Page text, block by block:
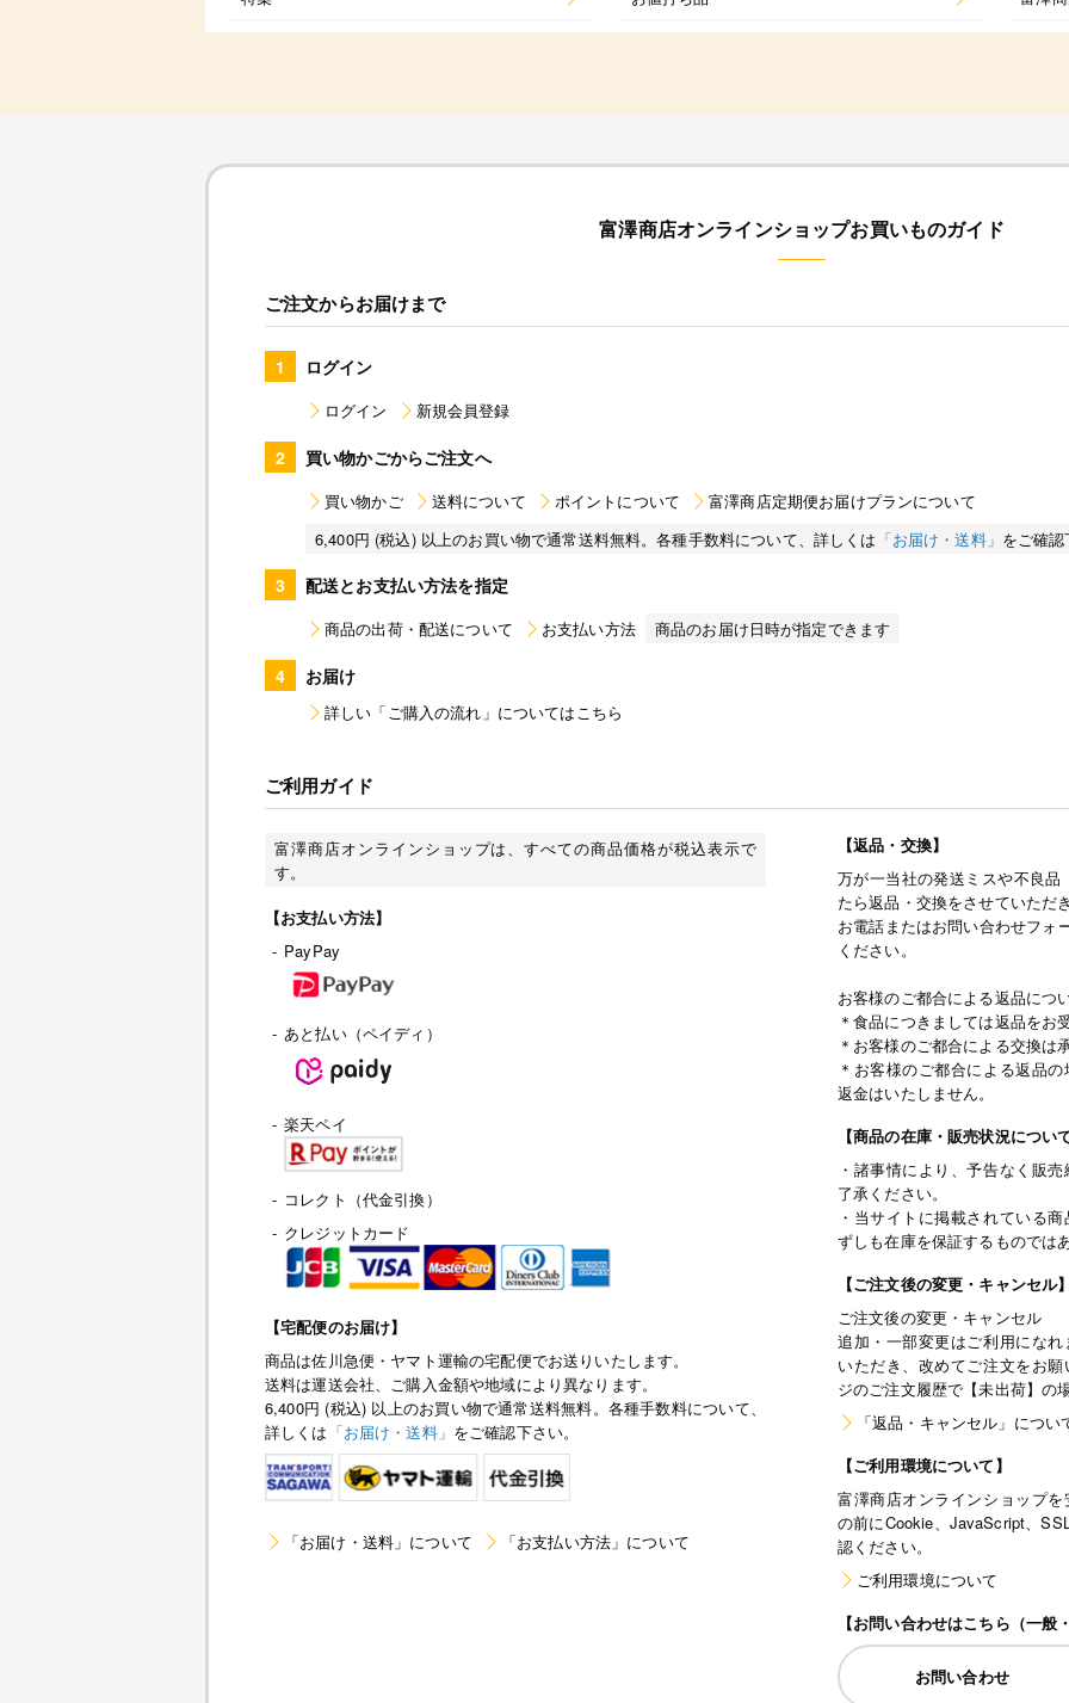
富澤商店オンラインショップお買いものガイド
ご注文からお届けまで
1 ログイン
ログイン 新規会員登録
2 買い物かごからご注文へ
買い物かご 送料について ポイントについて
富澤商店定期便お届けプランについて
6,400円 (税込) 以上のお買い物で通常送料無料。各種手数料について、詳しくは 「お届け・送料」 をご確
3 配送とお支払い方法を指定
商品の出荷・配送について お支払い方法 商品のお届け日時が指定できます
4 お届け
詳しい「ご購入の流れ」についてはこちら
ご利用ガイド
富澤商店オンラインショップは、すべての商品価格が税込表示で
す。
【お支払い方法】
- PayPay
- あと払い（ペイディ）
- 楽天ペイ
- コレクト（代金引換）
- クレジットカード
【宅配便のお届け】
商品は佐川急便・ヤマト運輸の宅配便でお送りいたします。
送料は運送会社、ご購入金額や地域により異なります。
6,400円 (税込) 以上のお買い物で通常送料無料。各種手数料について、
詳しくは 「お届け・送料」 をご確認下さい。
「お届け・送料」について 「お支払い方法」について
【返品・交換】
万が一当社の発送ミスや不良
たら返品・交換をさせていただ
お電話またはお問い合わせフォ
ください。
お客様のご都合による返品につ
＊食品につきましては返品をお
＊お客様のご都合による交換は
＊お客様のご都合による返品
返金はいたしません。
【商品の在庫・販売状況につい
・諸事情により、予告なく販
了承ください。
・当サイトに掲載されている
ずしも在庫を保証するものでは
【ご注文後の変更・キャンセル
ご注文後の変更・キャンセル
追加・一部変更はご利用にな
いただき、改めてご注文をお
ジのご注文履歴で【未出荷】の
「返品・キャンセル」につい
【ご利用環境について】
富澤商店オンラインショップ
の前にCookie、JavaScript、
認ください。
ご利用環境について
【お問い合わせはこちら（一般
お問い合わせ